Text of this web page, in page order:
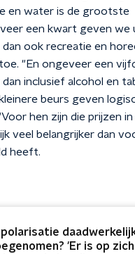
en water is de grootste
een kwart geven we
ook recreatie en
"En ongeveer een
inclusief alcohol en
beurs geven
hen zijn die prijzen in
veel belangrijker dan
heeft.
polarisatie
'Er is op